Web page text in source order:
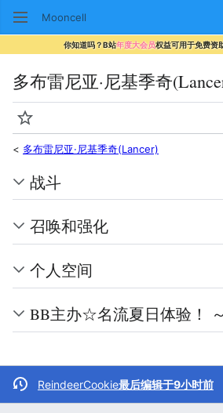
Mooncell
你知道吗？B站年度大会员权益可用于免费资
多布雷尼亚·尼基季奇
监视
< 多布雷尼亚·尼基季奇(Lancer)
战斗
召唤和强化
个人空间
BB主办☆名流夏日体验！
ReindeerCookie最后编辑于9小时前